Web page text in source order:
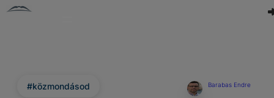
#közmondásod Barabas Endre